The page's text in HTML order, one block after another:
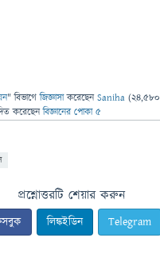
" বিভাগে জিজ্ঞাসাকরেছেনSaniha (24,580
করেছেনবিজ্ঞানের পোকা ৫
প্রশ্নোত্তরটি শেয়ার করুন
লিঙ্কইডিন Telegram